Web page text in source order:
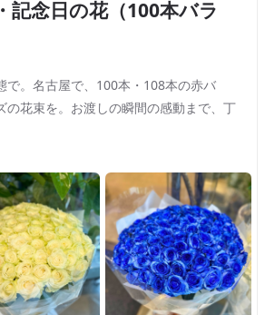
記念日の花（100本バラ
で。名古屋で、100本・108本の赤バ
の花束を。お渡しの瞬間の感動まで、丁